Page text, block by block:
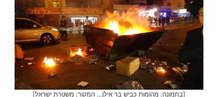
[בתמונה: מהומות כביש בר אילן… המקור: משטרת ישראל]